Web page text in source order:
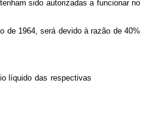
sido autorizadas a funcionar no
de 1964, será devido à razão de 40%
líquido das respectivas